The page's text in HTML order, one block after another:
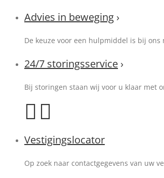
Advies in beweging ›
De keuze voor een hulpmiddel is bij
24/7 storingsservice ›
Bij storingen staan wij voor u klaar met
Vestigingslocator
Op zoek naar contactgegevens van uw